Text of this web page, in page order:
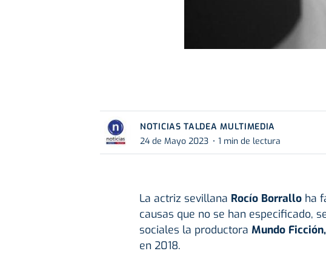
NOTICIAS TALDEA MULTIMEDIA
24 de Mayo 2023
1 min de lectura
La actriz sevillana Rocío Borralloha
causas que no se han especificado,
sociales la productora Mundo Ficción,
en 2018.